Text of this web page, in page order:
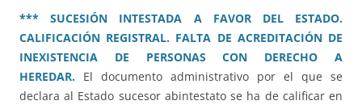
*** SUCESIÓN INTESTADA A FAVOR DEL ESTADO.
CALIFICACIÓN REGISTRAL. FALTA DE ACREDITACIÓN DE
INEXISTENCIA DE PERSONAS CON DERECHO A
HEREDAR. El documento administrativo por el que se
declara al Estado sucesor abintestato se ha de calificar en